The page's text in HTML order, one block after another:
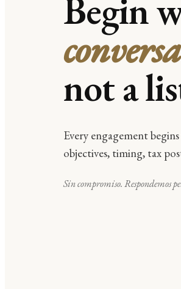
Begin
not a
Every engagement
objectives, timing, tax
Sin compromiso. Respondemos